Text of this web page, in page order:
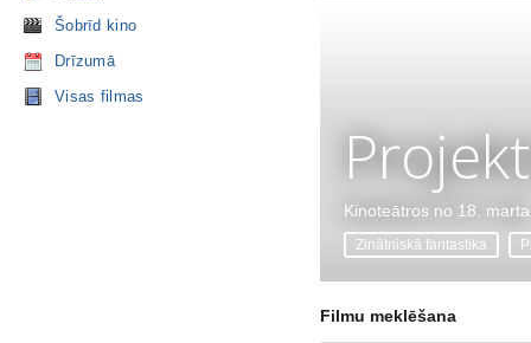
Šobrīd kino
Drīzumā
Visas filmas
Kinoteātros no 18. marta
Zinātniskā fantastika
Filmu meklēšana